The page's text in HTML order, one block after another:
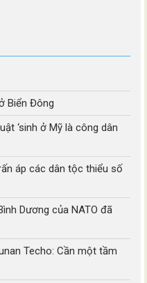
Biển Đông
‘sinh ở Mỹ là công dân
áp các dân tộc thiểu số
Dương của NATO đã
Techo: Cần một tầm